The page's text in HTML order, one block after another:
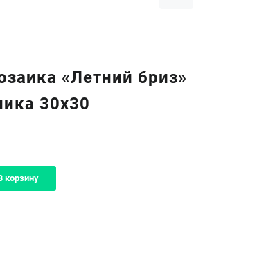
«Летний бриз»
30х30
корзину